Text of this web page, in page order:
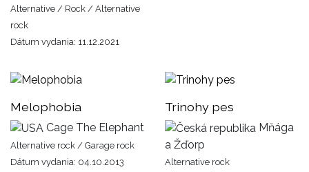
Alternative / Rock / Alternative
rock
Dátum vydania: 11.12.2021
Melophobia
Cage The Elephant
Alternative rock / Garage rock
Dátum vydania: 04.10.2013
Trinohy pes
Mňága
a Žďorp
Alternative rock